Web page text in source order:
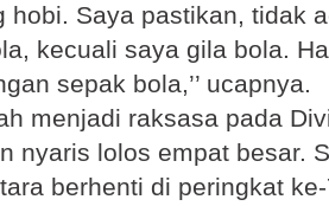
hobi. Saya pastikan, tidak
kecuali saya gila bola.
sepak bola,’’ ucapnya.
menjadi raksasa pada
nyaris lolos empat besar.
berhenti di peringkat